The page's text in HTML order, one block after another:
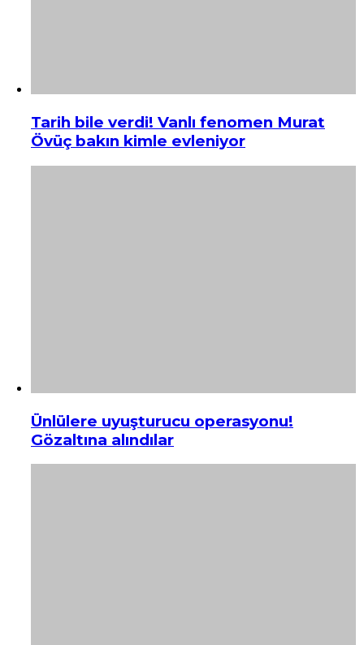
Tarih bile verdi! Vanlı fenomen Murat
Övüç bakın kimle evleniyor
Ünlülere uyuşturucu operasyonu!
Gözaltına alındılar